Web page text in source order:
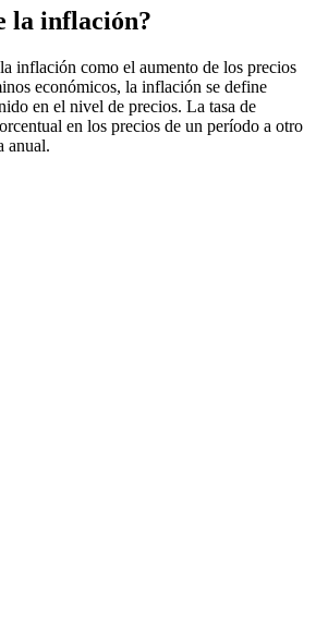
la inflación?
inflación como el aumento de los precios
económicos, la inflación se define
en el nivel de precios. La tasa de
en los precios de un período a otro
anual.